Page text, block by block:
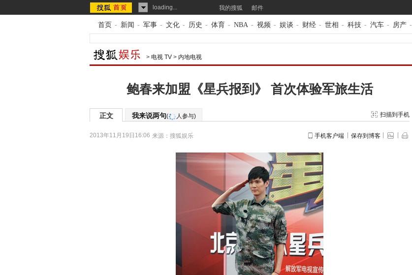
loading... 我的搜狐 邮件
首页 - 新闻 - 军事 - 文化 - 历史 - 体育 - NBA - 视频 - 娱谈 - 财经 - 世相 - 科技 - 汽车 - 房产 -
> 电视 TV > 内地电视
鲍春来加盟《星兵报到》 首次体验军旅生活
正文 我来说两句( 人参与) 扫描到手机
2013年11月19日16:06 来源： 搜狐娱乐 手机客户端 保存到博客